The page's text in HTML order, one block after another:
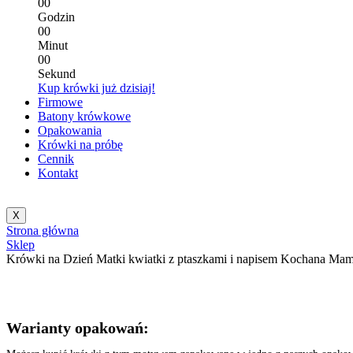
Godzin
00
Minut
00
Sekund
Kup krówki już dzisiaj!
Firmowe
Batony krówkowe
Opakowania
Krówki na próbę
Cennik
Kontakt
X
Strona główna
Sklep
Krówki na Dzień Matki kwiatki z ptaszkami i napisem Kochana
Warianty opakowań: